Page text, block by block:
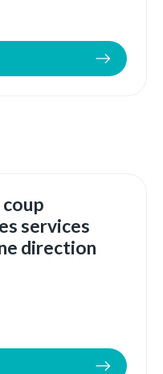
coup
services
direction